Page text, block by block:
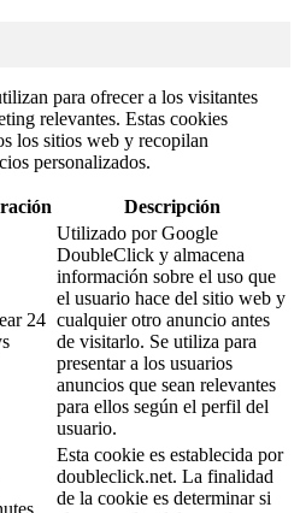
para ofrecer a los visitantes
relevantes. Estas cookies
los sitios web y recopilan
personalizados.
Descripción
24
Utilizado por Google
DoubleClick y almacena
información sobre el uso que
el usuario hace del sitio web y
cualquier otro anuncio antes
de visitarlo. Se utiliza para
presentar a los usuarios
anuncios que sean relevantes
para ellos según el perfil del
usuario.
Esta cookie es establecida por
doubleclick.net. La finalidad
de la cookie es determinar si